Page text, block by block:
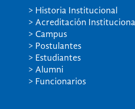
> Historia Institucional
> Acreditación Institucional
> Campus
> Postulantes
> Estudiantes
> Alumni
> Funcionarios